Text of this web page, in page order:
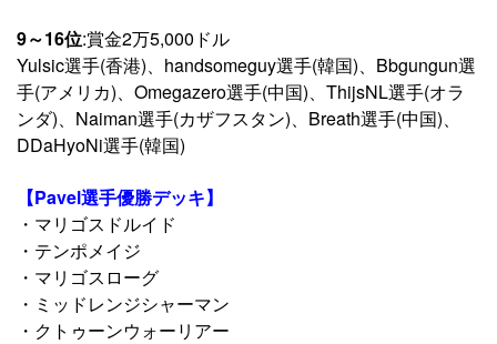
9～16位:賞金2万5,000ドル
Yulsic選手(香港)、handsomeguy選手(韓国)、Bbgungun選
手(アメリカ)、Omegazero選手(中国)、ThijsNL選手(オラ
ンダ)、Naiman選手(カザフスタン)、Breath選手(中国)、
DDaHyoNi選手(韓国)
【Pavel選手優勝デッキ】
・マリゴスドルイド
・テンポメイジ
・マリゴスローグ
・ミッドレンジシャーマン
・クトゥーンウォーリアー